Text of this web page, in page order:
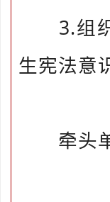
3.组织
生宪法意
牵头单